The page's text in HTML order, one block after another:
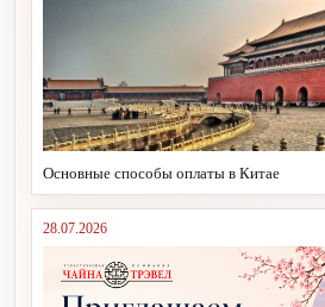
Основные способы оплаты в Китае
28.07.2026